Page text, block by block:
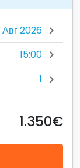
chevron_right
15:00 chevron_right
1 chevron_right
1.350€